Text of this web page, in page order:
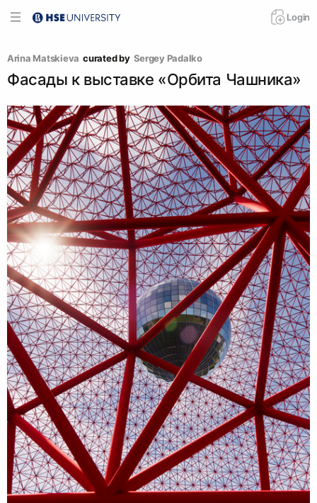
Login
Arina Matskieva curated by Sergey Padalko
Фасады к выставке «Орбита Чашника»